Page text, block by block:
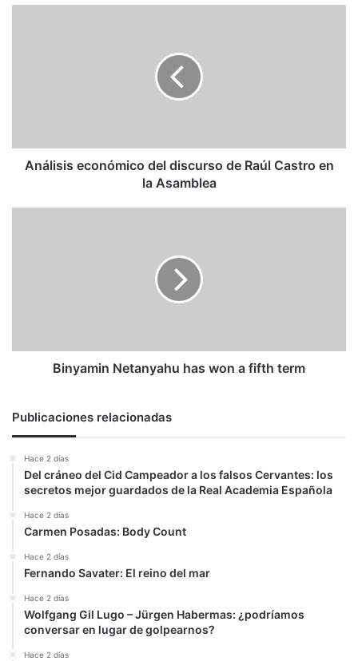
la
Asamblea
Análisis económico del discurso de Raúl Castro en
la Asamblea
Binyamin Netanyahu has won a fifth term
Publicaciones relacionadas
Hace 2 días
Del cráneo del Cid Campeador a los falsos Cervantes: los
secretos mejor guardados de la Real Academia Española
Hace 2 días
Carmen Posadas: Body Count
Hace 2 días
Fernando Savater: El reino del mar
Hace 2 días
Wolfgang Gil Lugo – Jürgen Habermas: ¿podríamos
conversar en lugar de golpearnos?
Hace 2 días